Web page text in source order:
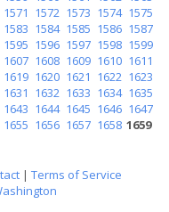
1571 1572 1573 1574 1575
1583 1584 1585 1586 1587
1595 1596 1597 1598 1599
1607 1608 1609 1610 1611
1619 1620 1621 1622 1623
1631 1632 1633 1634 1635
1643 1644 1645 1646 1647
1655 1656 1657 1658 1659
| Terms of Service